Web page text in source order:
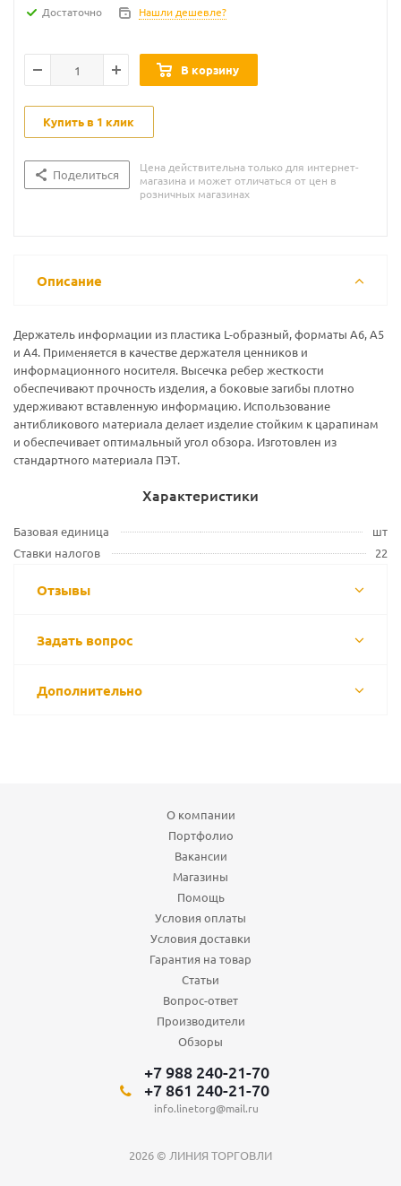
Достаточно Нашли дешевле?
В корзину
Купить в 1 клик
Поделиться
Цена действительна только для интернет-
магазина и может отличаться от цен в
розничных магазинах
Описание
Держатель информации из пластика L-образный, форматы А6, А5
и А4. Применяется в качестве держателя ценников и
информационного носителя. Высечка ребер жесткости
обеспечивают прочность изделия, а боковые загибы плотно
удерживают вставленную информацию. Использование
антибликового материала делает изделие стойким к царапинам
и обеспечивает оптимальный угол обзора. Изготовлен из
стандартного материала ПЭТ.
Характеристики
Базовая единица
шт
Ставки налогов
22
Отзывы
Задать вопрос
Дополнительно
О компании
Портфолио
Вакансии
Магазины
Помощь
Условия оплаты
Условия доставки
Гарантия на товар
Статьи
Вопрос-ответ
Производители
Обзоры
+7 988 240-21-70
+7 861 240-21-70
info.linetorg@mail.ru
2026 © ЛИНИЯ ТОРГОВЛИ